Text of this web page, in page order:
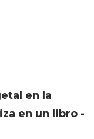
en la
en un libro -